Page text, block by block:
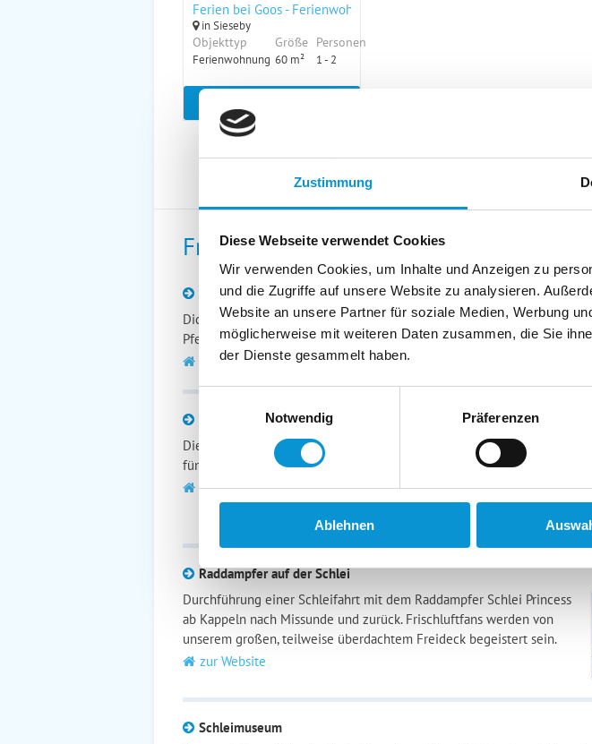
Zustimmung
Diese Webseite verwendet Cookies
Wir verwenden Cookies, um Inhalte und Anzeigen zu
und die Zugriffe auf unsere Website zu analysieren.
Website an unsere Partner für soziale Medien, Werbung
möglicherweise mit weiteren Daten zusammen, die Sie
der Dienste gesammelt haben.
Notwendig
Präferenzen
Ablehnen
Ferien bei Goos - Ferienwohnung "Hafer"
in Sieseby
Objekttyp
Ferienwohnung
Größe
60 m²
Personen
1 - 2
Freizeittipps
Angelner Dampfeisenbahn
Dicker, weißer Rauch wabert durch die Luft, durchdrungen von tiefen,
Pfeiftönen. Gleich geht es los in der "Angelner Dampfeisenbahn"!
zur Website
Heringstage in Kappeln
Die Schlei ist voll von Heringen, und der Raps blüht: es beginnt die
fünfte Jahreszeit in Kappeln - die Heringstage.
zur Website
Raddampfer auf der Schlei
Durchführung einer Schleifahrt mit dem Raddampfer Schlei Princess
ab Kappeln nach Missunde und zurück. Frischluftfans werden von
unserem großen, teilweise überdachtem Freideck begeistert sein.
zur Website
Schleimuseum